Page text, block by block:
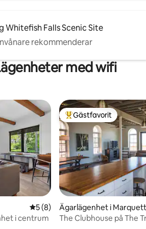
Whitefish Falls Scenic Site
rekommenderar
med wifi
5 av 5 i genomsnittligt betyg, 8
5 (8)
i centrum
Populär gästfavorit
Gästfavorit
Ägarlägenhet i
The Clubhouse på The